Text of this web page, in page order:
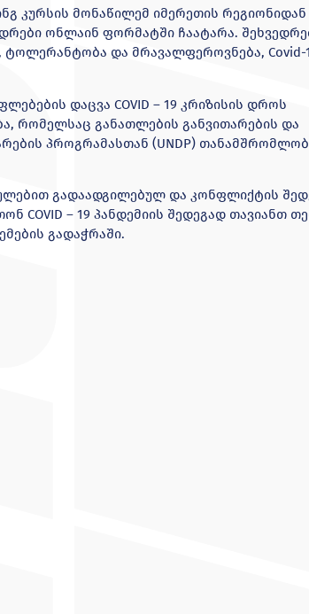
კურსის მონაწილემ იმერეთის რეგიონიდან
ონლაინ ფორმატში ჩაატარა.
ტოლერანტობა და მრავალფეროვნება, Covid-
დაცვა COVID – 19 კრიზისის დროს
რომელსაც განათლების განვითარების და
პროგრამასთან (UNDP)
გადაადგილებულ და კონფლიქტის
COVID – 19 პანდემიის შედეგად თავიანთ
გადაჭრაში.